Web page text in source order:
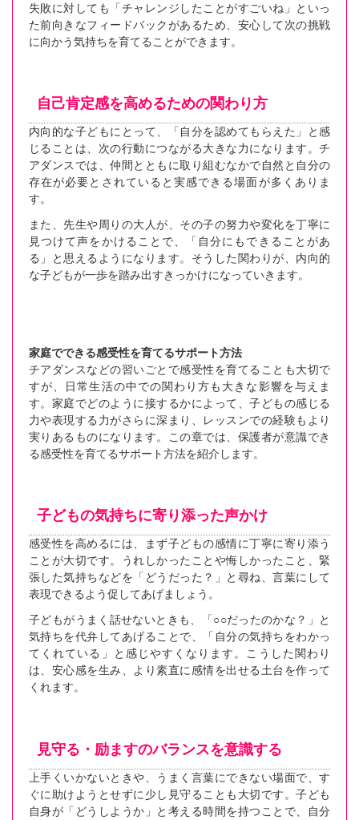
失敗に対しても「チャレンジしたことがすごいね」といっ
た前向きなフィードバックがあるため、安心して次の挑戦
に向かう気持ちを育てることができます。
自己肯定感を高めるための関わり方
内向的な子どもにとって、「自分を認めてもらえた」と感
じることは、次の行動につながる大きな力になります。チ
アダンスでは、仲間とともに取り組むなかで自然と自分の
存在が必要とされていると実感できる場面が多くありま
す。
また、先生や周りの大人が、その子の努力や変化を丁寧に
見つけて声をかけることで、「自分にもできることがあ
る」と思えるようになります。そうした関わりが、内向的
な子どもが一歩を踏み出すきっかけになっていきます。
家庭でできる感受性を育てるサポート方法
チアダンスなどの習いごとで感受性を育てることも大切で
すが、日常生活の中での関わり方も大きな影響を与えま
す。家庭でどのように接するかによって、子どもの感じる
力や表現する力がさらに深まり、レッスンでの経験もより
実りあるものになります。この章では、保護者が意識でき
る感受性を育てるサポート方法を紹介します。
子どもの気持ちに寄り添った声かけ
感受性を高めるには、まず子どもの感情に丁寧に寄り添う
ことが大切です。うれしかったことや悔しかったこと、緊
張した気持ちなどを「どうだった？」と尋ね、言葉にして
表現できるよう促してあげましょう。
子どもがうまく話せないときも、「○○だったのかな？」と
気持ちを代弁してあげることで、「自分の気持ちをわかっ
てくれている」と感じやすくなります。こうした関わり
は、安心感を生み、より素直に感情を出せる土台を作って
くれます。
見守る・励ますのバランスを意識する
上手くいかないときや、うまく言葉にできない場面で、す
ぐに助けようとせずに少し見守ることも大切です。子ども
自身が「どうしようか」と考える時間を持つことで、自分